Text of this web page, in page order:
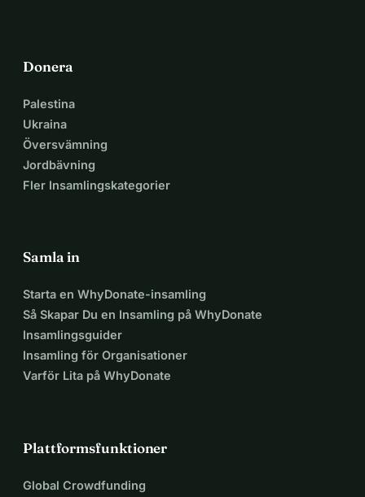
Donera
Palestina
Ukraina
Översvämning
Jordbävning
Fler Insamlingskategorier
Samla in
Starta en WhyDonate-insamling
Så Skapar Du en Insamling på WhyDonate
Insamlingsguider
Insamling för Organisationer
Varför Lita på WhyDonate
Plattformsfunktioner
Global Crowdfunding